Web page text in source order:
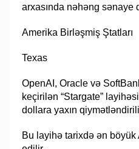
arxasında nəhəng sənaye
Amerika Birləşmiş Ştatları
Texas
OpenAI, Oracle və
keçirilən “Stargate”
dollara yaxın
Bu layihə tarixdə ən